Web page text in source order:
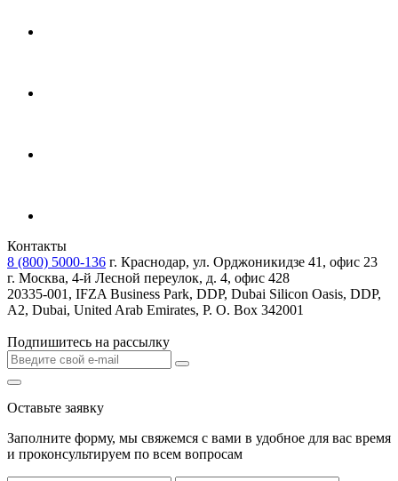
Контакты
8 (800) 5000-136 г. Краснодар, ул. Орджоникидзе 41, офис 23
г. Москва, 4-й Лесной переулок, д. 4, офис 428
20335-001, IFZA Business Park, DDP, Dubai Silicon Oasis, DDP,
A2, Dubai, United Arab Emirates, P. O. Box 342001
Подпишитесь на рассылку
Оставьте заявку
Заполните форму, мы свяжемся с вами в удобное для вас время
и проконсультируем по всем вопросам